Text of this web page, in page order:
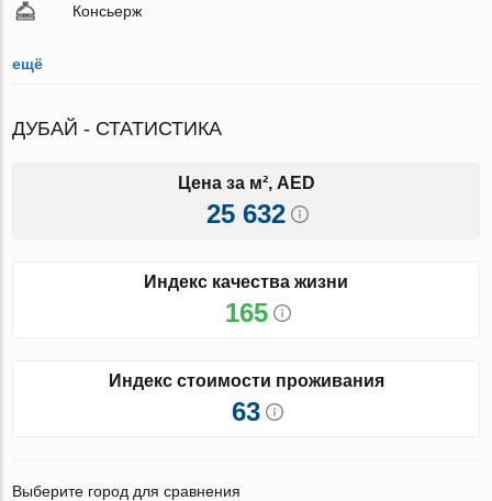
Консьерж
ещё
ДУБАЙ - СТАТИСТИКА
Цена за м², AED
25 632
Индекс качества жизни
165
Индекс стоимости проживания
63
Выберите город для сравнения